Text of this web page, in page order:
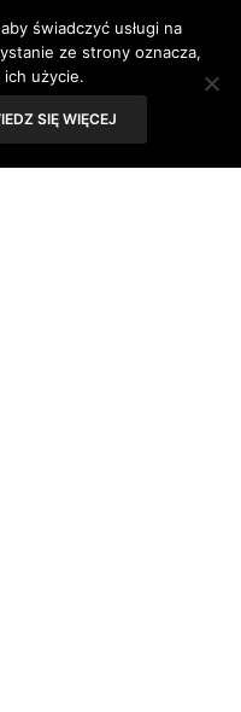
Hotel H15 Boutique
świadczyć usługi na
ze strony oznacza,
ich użycie.
SIĘ WIĘCEJ